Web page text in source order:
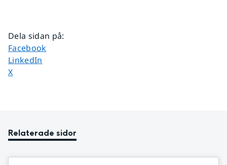
Dela sidan på:
Dela sidan på
Facebook
Dela sidan på
LinkedIn
Dela sidan på
X
Relaterade sidor